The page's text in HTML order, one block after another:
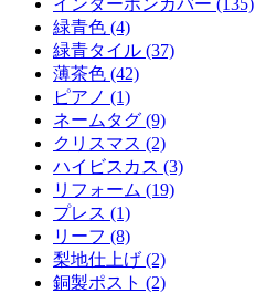
緑青色 (4)
緑青タイル (37)
薄茶色 (42)
ピアノ (1)
ネームタグ (9)
クリスマス (2)
ハイビスカス (3)
リフォーム (19)
プレス (1)
リーフ (8)
梨地仕上げ (2)
銅製ポスト (2)